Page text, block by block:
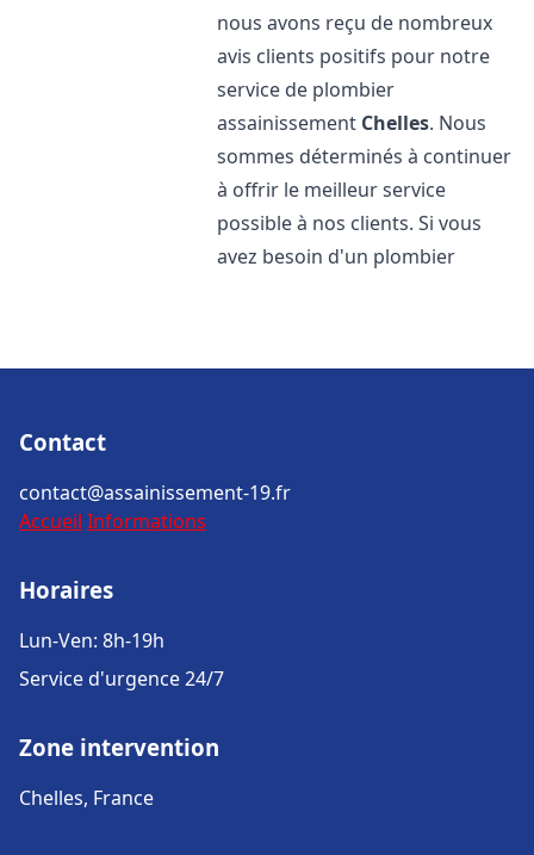
nous avons reçu de nombreux
avis clients positifs pour notre
service de plombier
assainissement Chelles. Nous
sommes déterminés à continuer
à offrir le meilleur service
possible à nos clients. Si vous
avez besoin d'un plombier
Contact
contact@assainissement-19.fr
Accueil Informations
Horaires
Lun-Ven: 8h-19h
Service d'urgence 24/7
Zone intervention
Chelles, France